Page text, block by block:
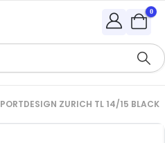
0
PORTDESIGN ZURICH TL 14/15 BLACK